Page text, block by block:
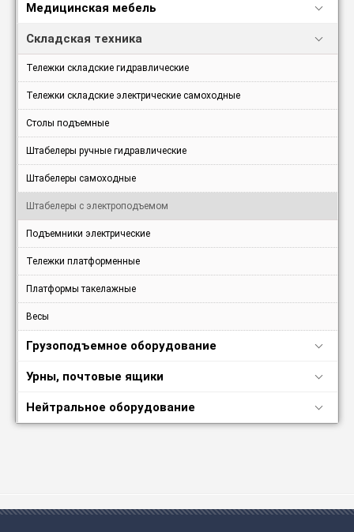
Медицинская мебель
Складская техника
Тележки складские гидравлические
Тележки складские электрические самоходные
Столы подъемные
Штабелеры ручные гидравлические
Штабелеры самоходные
Штабелеры с электроподъемом
Подъемники электрические
Тележки платформенные
Платформы такелажные
Весы
Грузоподъемное оборудование
Урны, почтовые ящики
Нейтральное оборудование